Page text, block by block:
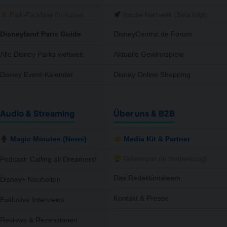
Disneyland Paris Guide
Alle Disney Parks weltweit
Disney Event-Kalender
DisneyCentral.de Forum
Aktuelle Gewinnspiele
Disney Online Shopping
Audio & Streaming
Magic Minutes (News)
Podcast: Calling all Dreamers!
Disney+ Neuheiten
Exklusive Interviews
Reviews & Rezensionen
Über uns & B2B
Media Kit & Partner
Das Redaktionsteam
Kontakt & Presse